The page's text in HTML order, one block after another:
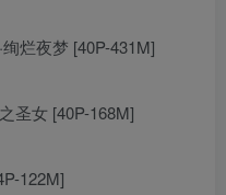
烂夜梦 [40P-431M]
圣女 [40P-168M]
122M]